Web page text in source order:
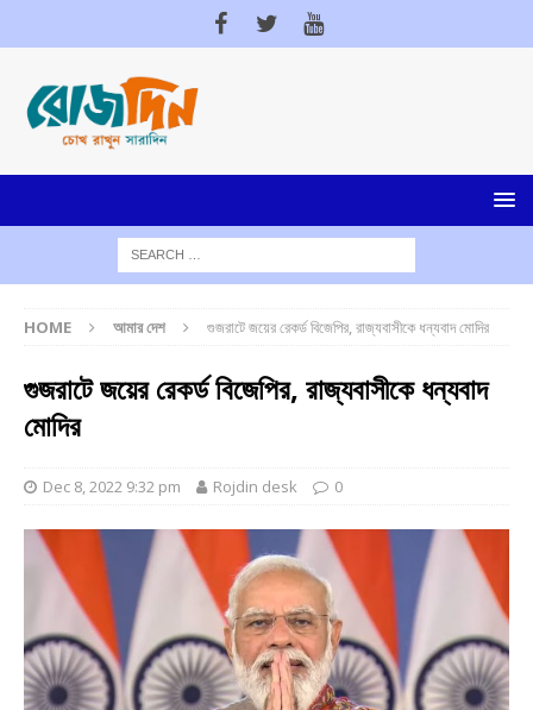
HOME আমার দেশ গুজরাটে জয়ের রেকর্ড বিজেপির, রাজ্যবাসীকে ধন্যবাদ মোদির
গুজরাটে জয়ের রেকর্ড বিজেপির, রাজ্যবাসীকে ধন্যবাদ
মোদির
Dec 8, 2022 9:32 pm Rojdin desk 0